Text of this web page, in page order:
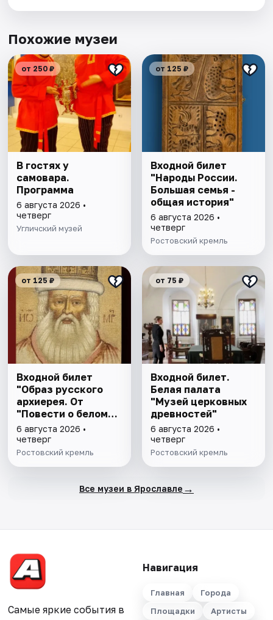
Похожие музеи
от 250 ₽
В гостях у
самовара.
Программа
6 августа 2026 •
четверг
Угличский музей
от 125 ₽
Входной билет
"Народы России.
Большая семья -
общая история"
6 августа 2026 •
четверг
Ростовский кремль
от 125 ₽
Входной билет
"Образ русского
архиерея. От
"Повести о белом
клобуке" до
восстановления
патриаршества"
6 августа 2026 •
четверг
Ростовский кремль
от 75 ₽
Входной билет.
Белая палата
"Музей церковных
древностей"
6 августа 2026 •
четверг
Ростовский кремль
Все музеи в Ярославле →
Самые яркие события в
Навигация
Главная
Города
Площадки
Артисты